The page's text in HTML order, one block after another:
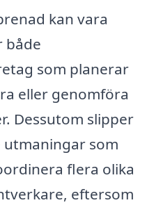
kan vara
både
som planerar
eller genomföra
Dessutom slipper
utmaningar som
flera olika
eftersom